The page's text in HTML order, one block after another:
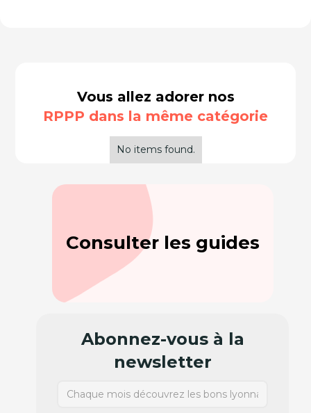
Vous allez adorer nos
RPPP dans la même catégorie
No items found.
Consulter les guides
Abonnez-vous à la
newsletter